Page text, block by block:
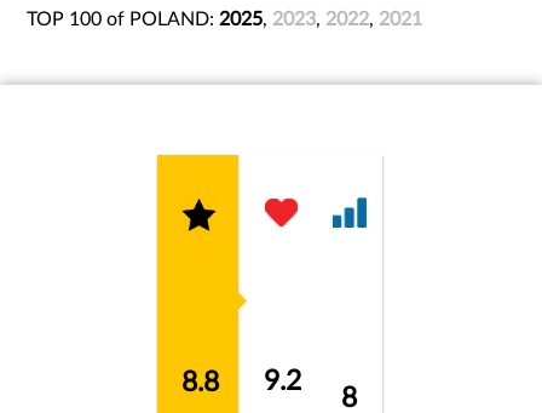
TOP 100 of POLAND: 2025, 2023, 2022, 2021
8.8 9.2
8